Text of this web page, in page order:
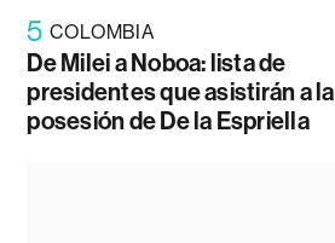
5 COLOMBIA
De Milei a Noboa: lista de
presidentes que asistirán a la
posesión de De la Espriella